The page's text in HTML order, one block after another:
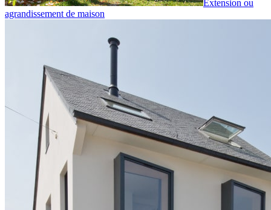
Extension ou
agrandissement de maison